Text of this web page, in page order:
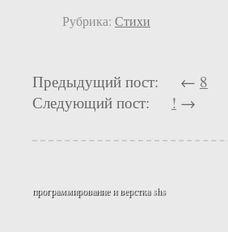
Рубрика: Стихи
Предыдущий пост: ← 8
Следующий пост: ! →
программирование и версткаshs